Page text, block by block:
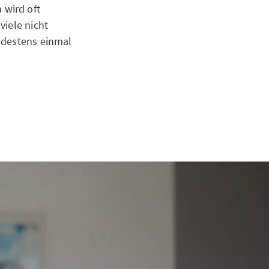
wird oft
nicht
einmal
zu finden.
können
über das
ihren
den Umgang